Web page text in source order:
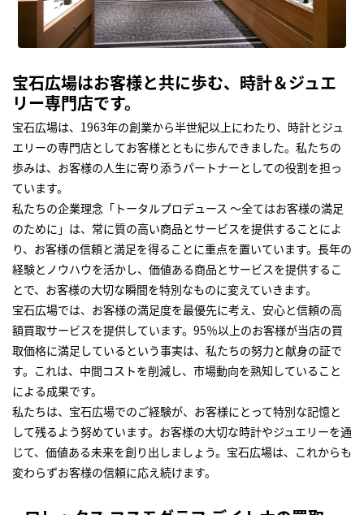
宝石広場はお客様と共に歩む、時計＆ジュエ
リー専門店です。
宝石広場は、1963年の創業から半世紀以上にわたり、時計とジュ
エリーの専門店としてお客様とともに歩んできました。私たちの
歩みは、お客様の人生に寄り添うパートナーとしての役割を担っ
ています。
私たちの企業理念「トータルプロデュース ～全てはお客様の満足
のために」は、常に質の高い商品とサービスを提供することによ
り、お客様の信頼と満足を得ることに重点を置いています。長年の
経験とノウハウを活かし、価値ある商品とサービスを提供するこ
とで、お客様の大切な瞬間を特別なものに変えていきます。
宝石広場では、お客様の満足度を最優先に考え、安心と信頼の高
額買取サービスを提供しています。95％以上のお客様が当店の買
取価格に満足しているという事実は、私たちの努力と献身の証で
す。これは、中間コストを削減し、市場動向を熟知していること
による成果です。
私たちは、宝石広場でのご経験が、お客様にとって特別な記憶と
して残るよう努めています。お客様の大切な時計やジュエリーを通
じて、価値ある未来を創り出しましょう。宝石広場は、これからも
変わらずお客様の信頼に応え続けます。